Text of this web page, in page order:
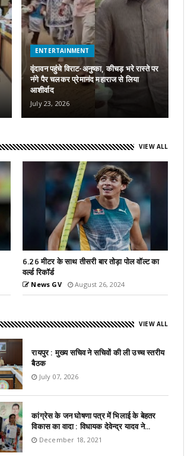
ENTERTAINMENT
वृंदावन पहुंचे विराट-अनुष्का, कीचड़ भरे रास्ते पर
नंगे पैर चलकर प्रेमानंद महाराज से लिया
आशीर्वाद
July 23, 2026
VIEW ALL
नीरज चोपड़ा ने ओलंपिक्स के बाद तोड़ दिया रिकॉर्ड,
फेंका सीजन...
News GV August 24, 2024
VIEW ALL
रायपुर : मुख्य सचिव ने सचिवों की ली उच्च स्तरीय
बैठक
July 07, 2026
कांग्रेस के जन घोषणा पत्र में भिलाई के बेहतर
विकास का वादा : विधायक देवेन्द्र यादव ने...
December 18, 2021